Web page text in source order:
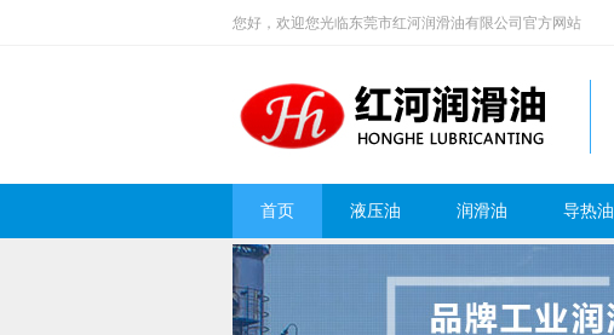
您好，欢迎您光临东莞市红河润滑油有限公司官方网站
首页 液压油 润滑油 导热油